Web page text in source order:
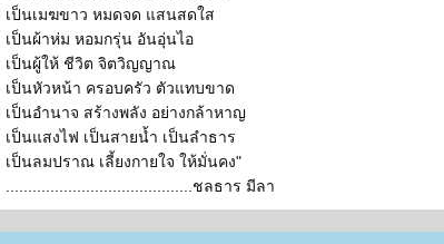
เป็นเมฆขาว หมดจด แสนสดใส
เป็นผ้าห่ม หอมกรุ่น อันอุ่นไอ
เป็นผู้ให้ ชีวิต จิตวิญญาณ
เป็นหัวหน้า ครอบครัว ตัวแทบขาด
เป็นอำนาจ สร้างพลัง อย่างกล้าหาญ
เป็นแสงไฟ เป็นสายน้ำ เป็นลำธาร
เป็นลมปราณ เลี้ยงกายใจ ให้มั่นคง"
..........................................ชลธาร มีลา